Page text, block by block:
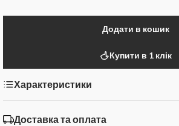
Додати в кошик
Купити в 1 клік
Характеристики
Доставка та оплата